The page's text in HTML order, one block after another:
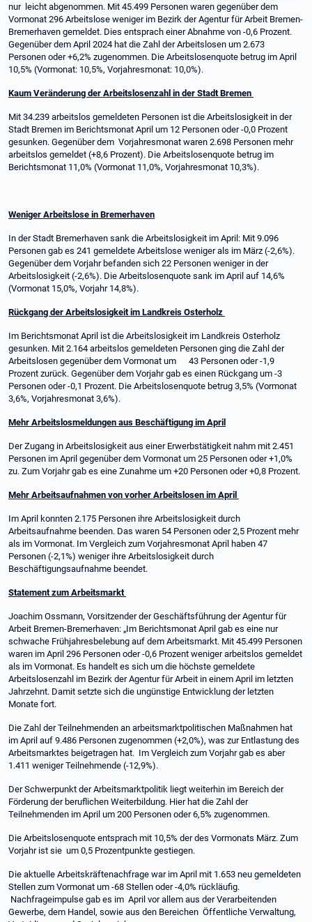
nur leicht abgenommen. Mit 45.499 Personen waren gegenüber dem
Vormonat 296 Arbeitslose weniger im Bezirk der Agentur für Arbeit Bremen-
Bremerhaven gemeldet. Dies entsprach einer Abnahme von -0,6 Prozent.
Gegenüber dem April 2024 hat die Zahl der Arbeitslosen um 2.673
Personen oder +6,2% zugenommen. Die Arbeitslosenquote betrug im April
10,5% (Vormonat: 10,5%, Vorjahresmonat: 10,0%).
Kaum Veränderung der Arbeitslosenzahl in der Stadt Bremen
Mit 34.239 arbeitslos gemeldeten Personen ist die Arbeitslosigkeit in der
Stadt Bremen im Berichtsmonat April um 12 Personen oder -0,0 Prozent
gesunken. Gegenüber dem Vorjahresmonat waren 2.698 Personen mehr
arbeitslos gemeldet (+8,6 Prozent). Die Arbeitslosenquote betrug im
Berichtsmonat 11,0% (Vormonat 11,0%, Vorjahresmonat 10,3%).
Weniger Arbeitslose in Bremerhaven
In der Stadt Bremerhaven sank die Arbeitslosigkeit im April: Mit 9.096
Personen gab es 241 gemeldete Arbeitslose weniger als im März (-2,6%).
Gegenüber dem Vorjahr befanden sich 22 Personen weniger in der
Arbeitslosigkeit (-2,6%). Die Arbeitslosenquote sank im April auf 14,6%
(Vormonat 15,0%, Vorjahr 14,8%).
Rückgang der Arbeitslosigkeit im Landkreis Osterholz
Im Berichtsmonat April ist die Arbeitslosigkeit im Landkreis Osterholz
gesunken. Mit 2.164 arbeitslos gemeldeten Personen ging die Zahl der
Arbeitslosen gegenüber dem Vormonat um 43 Personen oder -1,9
Prozent zurück. Gegenüber dem Vorjahr gab es einen Rückgang um -3
Personen oder -0,1 Prozent. Die Arbeitslosenquote betrug 3,5% (Vormonat
3,6%, Vorjahresmonat 3,6%).
Mehr Arbeitslosmeldungen aus Beschäftigung im April
Der Zugang in Arbeitslosigkeit aus einer Erwerbstätigkeit nahm mit 2.451
Personen im April gegenüber dem Vormonat um 25 Personen oder +1,0%
zu. Zum Vorjahr gab es eine Zunahme um +20 Personen oder +0,8 Prozent.
Mehr Arbeitsaufnahmen von vorher Arbeitslosen im April
Im April konnten 2.175 Personen ihre Arbeitslosigkeit durch
Arbeitsaufnahme beenden. Das waren 54 Personen oder 2,5 Prozent mehr
als im Vormonat. Im Vergleich zum Vorjahresmonat April haben 47
Personen (-2,1%) weniger ihre Arbeitslosigkeit durch
Beschäftigungsaufnahme beendet.
Statement zum Arbeitsmarkt
Joachim Ossmann, Vorsitzender der Geschäftsführung der Agentur für
Arbeit Bremen-Bremerhaven: „Im Berichtsmonat April gab es eine nur
schwache Frühjahresbelebung auf dem Arbeitsmarkt. Mit 45.499 Personen
waren im April 296 Personen oder -0,6 Prozent weniger arbeitslos gemeldet
als im Vormonat. Es handelt es sich um die höchste gemeldete
Arbeitslosenzahl im Bezirk der Agentur für Arbeit in einem April im letzten
Jahrzehnt. Damit setzte sich die ungünstige Entwicklung der letzten
Monate fort.
Die Zahl der Teilnehmenden an arbeitsmarktpolitischen Maßnahmen hat
im April auf 9.486 Personen zugenommen (+2,0%), was zur Entlastung des
Arbeitsmarktes beigetragen hat. Im Vergleich zum Vorjahr gab es aber
1.411 weniger Teilnehmende (-12,9%).
Der Schwerpunkt der Arbeitsmarktpolitik liegt weiterhin im Bereich der
Förderung der beruflichen Weiterbildung. Hier hat die Zahl der
Teilnehmenden im April um 200 Personen oder 6,5% zugenommen.
Die Arbeitslosenquote entsprach mit 10,5% der des Vormonats März. Zum
Vorjahr ist sie um 0,5 Prozentpunkte gestiegen.
Die aktuelle Arbeitskräftenachfrage war im April mit 1.653 neu gemeldeten
Stellen zum Vormonat um -68 Stellen oder -4,0% rückläufig.
Nachfrageimpulse gab es im April vor allem aus der Verarbeitenden
Gewerbe, dem Handel, sowie aus den Bereichen Öffentliche Verwaltung,